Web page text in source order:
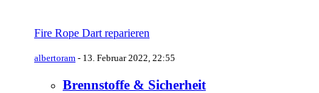
Fire Rope Dart reparieren
albertoram - 13. Februar 2022, 22:55
Brennstoffe & Sicherheit